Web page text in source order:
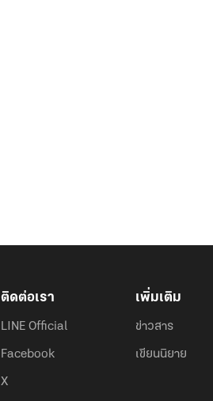
ติดต่อเรา
LINE Official
Facebook
X
เพิ่มเติม
ข่าวสาร
เขียนนิยาย